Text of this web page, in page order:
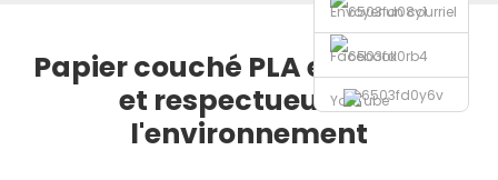
Envoyer un courriel
Facebook
YouTube
Papier couché PLA eSUN | sain
et respectueux de
l'environnement